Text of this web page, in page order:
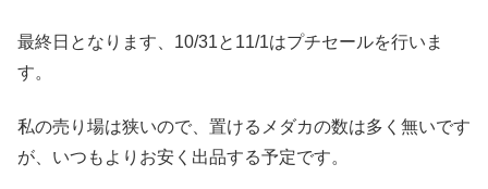
最終日となります、10/31と11/1はプチセールを行いま
す。
私の売り場は狭いので、置けるメダカの数は多く無いです
が、いつもよりお安く出品する予定です。